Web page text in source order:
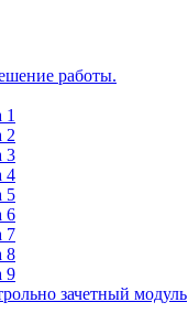
работы.
1
2
3
4
5
6
7
8
9
зачетный модуль